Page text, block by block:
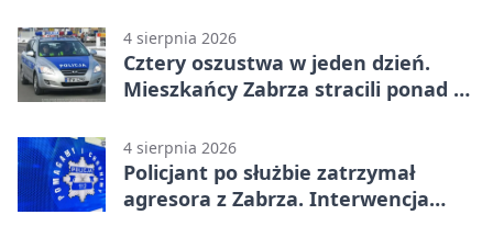
4 sierpnia 2026
Cztery oszustwa w jeden dzień.
Mieszkańcy Zabrza stracili ponad 6
4 sierpnia 2026
Policjant po służbie zatrzymał
agresora z Zabrza. Interwencja